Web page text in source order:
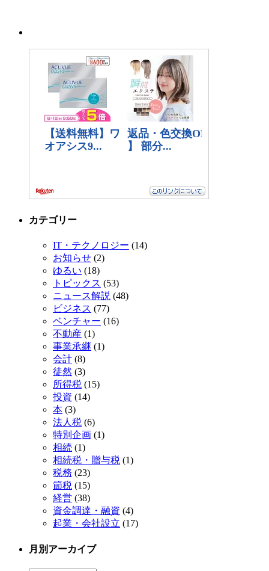
カテゴリー
IT・テクノロジー (14)
お知らせ (2)
ゆるい (18)
トピックス (53)
ニュース解説 (48)
ビジネス (77)
ベンチャー (16)
不動産 (1)
事業承継 (1)
会計 (8)
徒然 (3)
所得税 (15)
投資 (14)
本 (3)
法人税 (6)
特別企画 (1)
相続 (1)
相続税・贈与税 (1)
税務 (23)
節税 (15)
経営 (38)
資金調達・融資 (4)
起業・会社設立 (17)
月別アーカイブ